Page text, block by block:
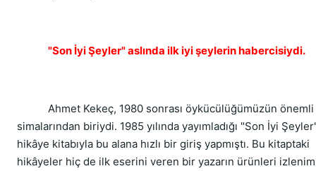
"Son İyi Şeyler" aslında ilk iyi şeylerin habercisiydi.
Ahmet Kekeç, 1980 sonrası öykücülüğümüzün önemli
simalarından biriydi. 1985 yılında yayımladığı "Son İyi
hikâye kitabıyla bu alana hızlı bir giriş yapmıştı. Bu kitaptaki
hikâyeler hiç de ilk eserini veren bir yazarın ürünleri